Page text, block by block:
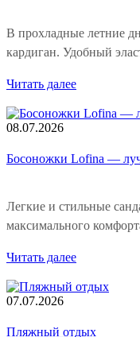
В прохладные летние
кардиган. Удобный
Читать далее
08.07.2026
Босоножки Lofina —
Легкие и стильные
максимального
Читать далее
07.07.2026
Пляжный отдых